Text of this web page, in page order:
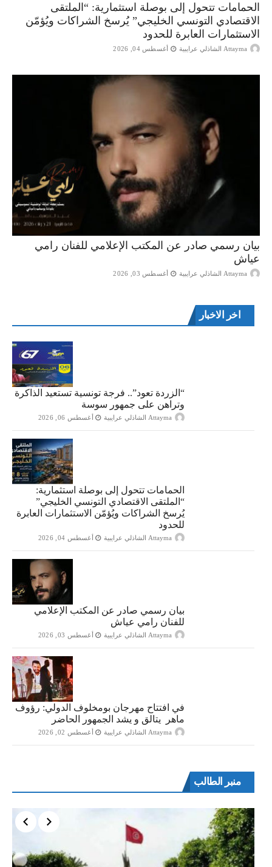
الحمامات تتحول إلى بوصلة استثمارية: “الملتقى
الاقتصادي التونسي الخليجي” يُرسخ الشراكات ويُؤمّن
الاستثمارات العابرة للحدود
Attayma الشاذلي عرايبية أغسطس 04, 2026
بيان رسمي صادر عن المكتب الإعلامي للفنان رامي
عياش
Attayma الشاذلي عرايبية أغسطس 03, 2026
اخر الاخبار
“الزردة تعود”.. فرجة تونسية تستعيد الذاكرة
وتراهن على جمهور سوسة
Attayma الشاذلي عرايبية أغسطس 06, 2026
الحمامات تتحول إلى بوصلة استثمارية:
“الملتقى الاقتصادي التونسي الخليجي”
يُرسخ الشراكات ويُؤمّن الاستثمارات العابرة
للحدود
Attayma الشاذلي عرايبية أغسطس 04, 2026
بيان رسمي صادر عن المكتب الإعلامي
للفنان رامي عياش
Attayma الشاذلي عرايبية أغسطس 03, 2026
في افتتاح مهرجان بومخلوف الدولي: رؤوف
ماهر يتالق و يشد الجمهور الحاضر
Attayma الشاذلي عرايبية أغسطس 02, 2026
منبر الطالب